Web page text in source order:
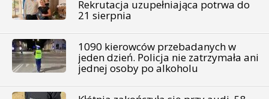
Rekrutacja uzupełniająca potrwa do
21 sierpnia
1090 kierowców przebadanych w
jeden dzień. Policja nie zatrzymała ani
jednej osoby po alkoholu